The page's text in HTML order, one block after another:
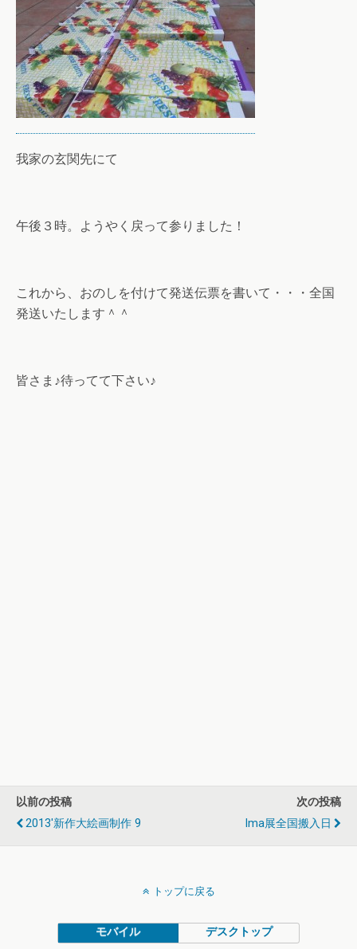
我家の玄関先にて
午後３時。ようやく戻って参りました！
これから、おのしを付けて発送伝票を書いて・・・全国
発送いたします＾＾
皆さま♪待ってて下さい♪
以前の投稿
2013'新作大絵画制作 9
次の投稿
Ima展全国搬入日
トップに戻る
モバイル デスクトップ